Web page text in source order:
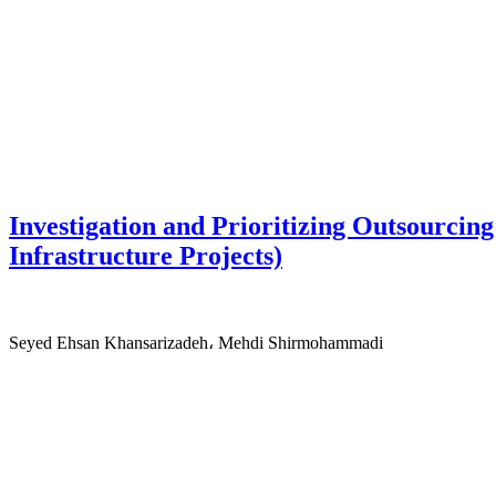
Investigation and Prioritizing
Infrastructure Projects)
Seyed Ehsan Khansarizadeh، Mehdi Shirmohammadi